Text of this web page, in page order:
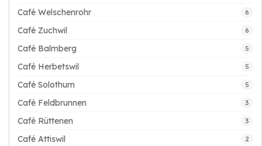
Café Welschenrohr 6
Café Zuchwil 6
Café Balmberg 5
Café Herbetswil 5
Café Solothurn 5
Café Feldbrunnen 3
Café Rüttenen 3
Café Attiswil 2